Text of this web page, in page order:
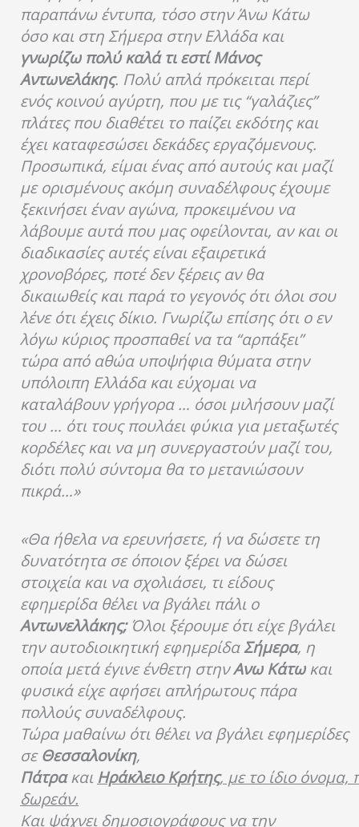
παραπάνω έντυπα, τόσο στην Άνω Κάτω
όσο και στη Σήμερα στην Ελλάδα και
γνωρίζω πολύ καλά τι εστί Μάνος
Αντωνελάκης. Πολύ απλά πρόκειται περί
ενός κοινού αγύρτη, που με τις “γαλάζιες”
πλάτες που διαθέτει το παίζει εκδότης και
έχει καταφεσώσει δεκάδες εργαζόμενους.
Προσωπικά, είμαι ένας από αυτούς και μαζί
με ορισμένους ακόμη συναδέλφους έχουμε
ξεκινήσει έναν αγώνα, προκειμένου να
λάβουμε αυτά που μας οφείλονται, αν και οι
διαδικασίες αυτές είναι εξαιρετικά
χρονοβόρες, ποτέ δεν ξέρεις αν θα
δικαιωθείς και παρά το γεγονός ότι όλοι σου
λένε ότι έχεις δίκιο. Γνωρίζω επίσης ότι ο εν
λόγω κύριος προσπαθεί να τα “αρπάξει”
τώρα από αθώα υποψήφια θύματα στην
υπόλοιπη Ελλάδα και εύχομαι να
καταλάβουν γρήγορα … όσοι μιλήσουν μαζί
του … ότι τους πουλάει φύκια για μεταξωτές
κορδέλες και να μη συνεργαστούν μαζί του,
διότι πολύ σύντομα θα το μετανιώσουν
πικρά…»
«Θα ήθελα να ερευνήσετε, ή να δώσετε τη
δυνατότητα σε όποιον ξέρει να δώσει
στοιχεία και να σχολιάσει, τι είδους
εφημερίδα θέλει να βγάλει πάλι ο
Αντωνελλάκης; Όλοι ξέρουμε ότι είχε βγάλει
την αυτοδιοικητική εφημερίδαΣήμερα, η
οποία μετά έγινε ένθετη στηνΑνω Κάτωκαι
φυσικά είχε αφήσει απλήρωτους πάρα
πολλούς συναδέλφους.
Τώρα μαθαίνω ότι θέλει να βγάλει εφημερίδες
σεΘεσσαλονίκη,
Πάτρακαι Ηράκλειο Κρήτης, με το ίδιο όνομα,
δωρεάν.
Και ψάχνει δημοσιογράφους να την